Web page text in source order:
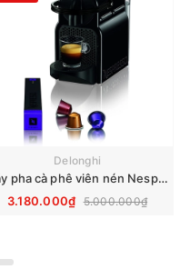
Delonghi
Máy pha cà phê viên nén Nespresso DeLonghi Inissia EN 80.B
3.180.000₫ 5.000.000₫